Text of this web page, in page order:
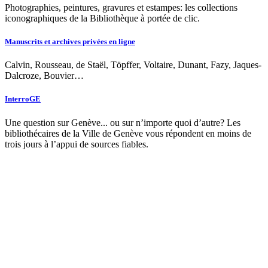
Photographies, peintures, gravures et estampes: les collections
iconographiques de la Bibliothèque à portée de clic.
Manuscrits et archives privées en ligne
Calvin, Rousseau, de Staël, Töpffer, Voltaire, Dunant, Fazy, Jaques-
Dalcroze, Bouvier…
InterroGE
Une question sur Genève... ou sur n’importe quoi d’autre? Les
bibliothécaires de la Ville de Genève vous répondent en moins de
trois jours à l’appui de sources fiables.